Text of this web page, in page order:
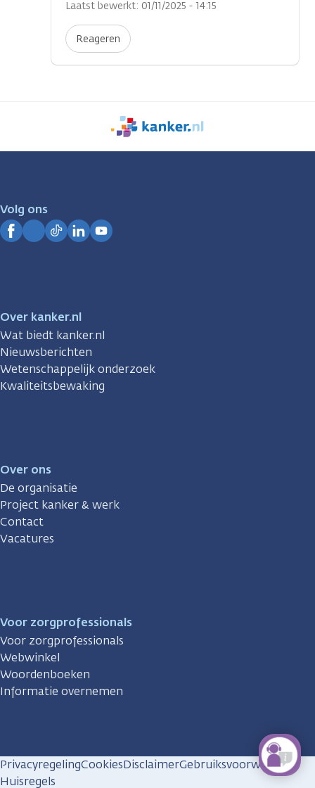
Laatst bewerkt: 01/11/2025 - 14:15
Reageren
We
zijn
Volg ons
Over kanker.nl
Wat biedt kanker.nl
Nieuwsberichten
Wetenschappelijk onderzoek
Kwaliteitsbewaking
Over ons
De organisatie
Project kanker & werk
Contact
Vacatures
Voor zorgprofessionals
Voor zorgprofessionals
Webwinkel
Woordenboeken
Informatie overnemen
PrivacyregelingCookiesDisclaimerGebruiksvoorwaarden
Huisregels